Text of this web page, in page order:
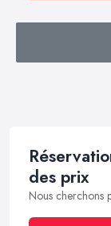
des prix
Nous cherchons